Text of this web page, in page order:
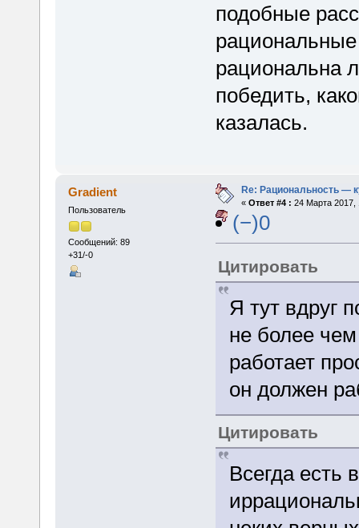
подобные
рациональна
победить,
казалась.
Gradient
Пользователь
Сообщений: 89
+31/-0
Re: Рациональность —
« Ответ #4 : 24 Марта 2017,
(−)0
Цитировать
Я тут вдруг
не более
работает
он должен
Цитировать
Всегда есть